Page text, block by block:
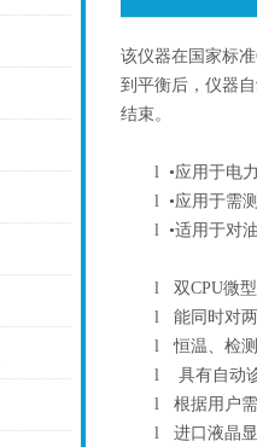
该仪器在国家标
到平衡后，仪器
结束。
l •应用于电
l •应用于需
l •适用于对
l
双CPU微
l
能同时对
l
恒温、检
l
具有自动
l
根据用户
l
进口液晶